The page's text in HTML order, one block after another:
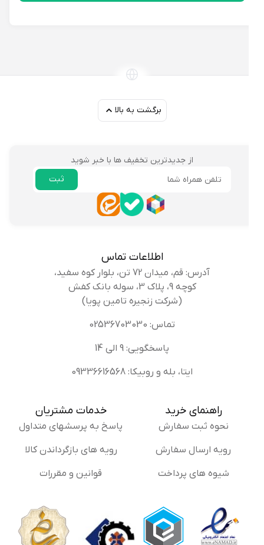
برگشت به بالا
از جدیدترین تخفیف ها با خبر شوید
اطلاعات تماس
آدرس: قم، میدان 72 تن، بلوار کوه سفید،
کوچه 9، پلاک 3، سوله بانک کفش
(شرکت زنجیره تامین پویا)
تماس: 02536703030
پاسخگویی: 9 الی 14
ایتا، بله و روبیکا: 09336616568
راهنمای خرید
نحوه ثبت سفارش
رویه ارسال سفارش
شیوه های پرداخت
خدمات مشتریان
پاسخ به پرسشهای متداول
رویه های بازگرداندن کالا
قوانین و مقررات